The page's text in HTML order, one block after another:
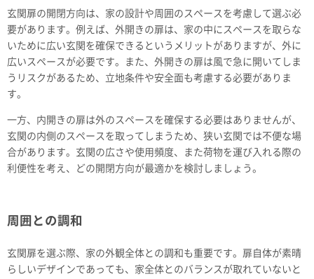
玄関扉の開閉方向は、家の設計や周囲のスペースを考慮して選ぶ必
要があります。例えば、外開きの扉は、家の中にスペースを取らな
いために広い玄関を確保できるというメリットがありますが、外に
広いスペースが必要です。また、外開きの扉は風で急に開いてしま
うリスクがあるため、立地条件や安全面も考慮する必要がありま
す。
一方、内開きの扉は外のスペースを確保する必要はありませんが、
玄関の内側のスペースを取ってしまうため、狭い玄関では不便な場
合があります。玄関の広さや使用頻度、また荷物を運び入れる際の
利便性を考え、どの開閉方向が最適かを検討しましょう。
周囲との調和
玄関扉を選ぶ際、家の外観全体との調和も重要です。扉自体が素晴
らしいデザインであっても、家全体とのバランスが取れていないと